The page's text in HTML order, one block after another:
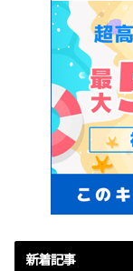
新着記事